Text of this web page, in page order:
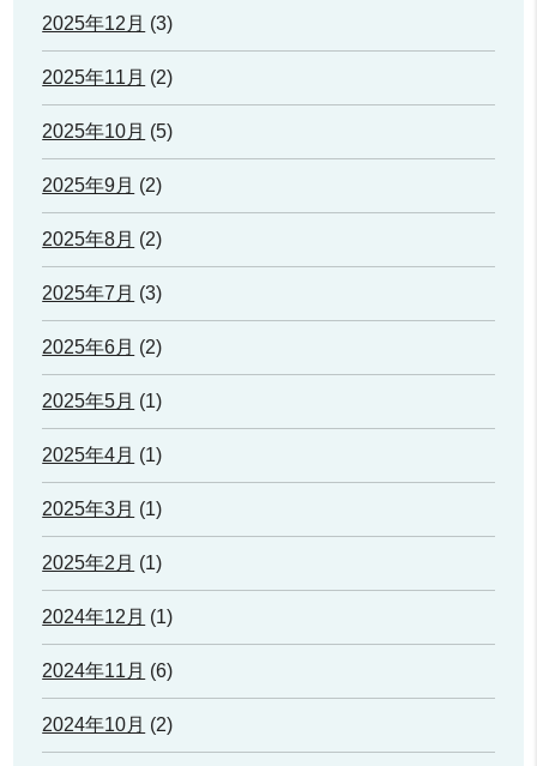
2025年12月 (3)
2025年11月 (2)
2025年10月 (5)
2025年9月 (2)
2025年8月 (2)
2025年7月 (3)
2025年6月 (2)
2025年5月 (1)
2025年4月 (1)
2025年3月 (1)
2025年2月 (1)
2024年12月 (1)
2024年11月 (6)
2024年10月 (2)